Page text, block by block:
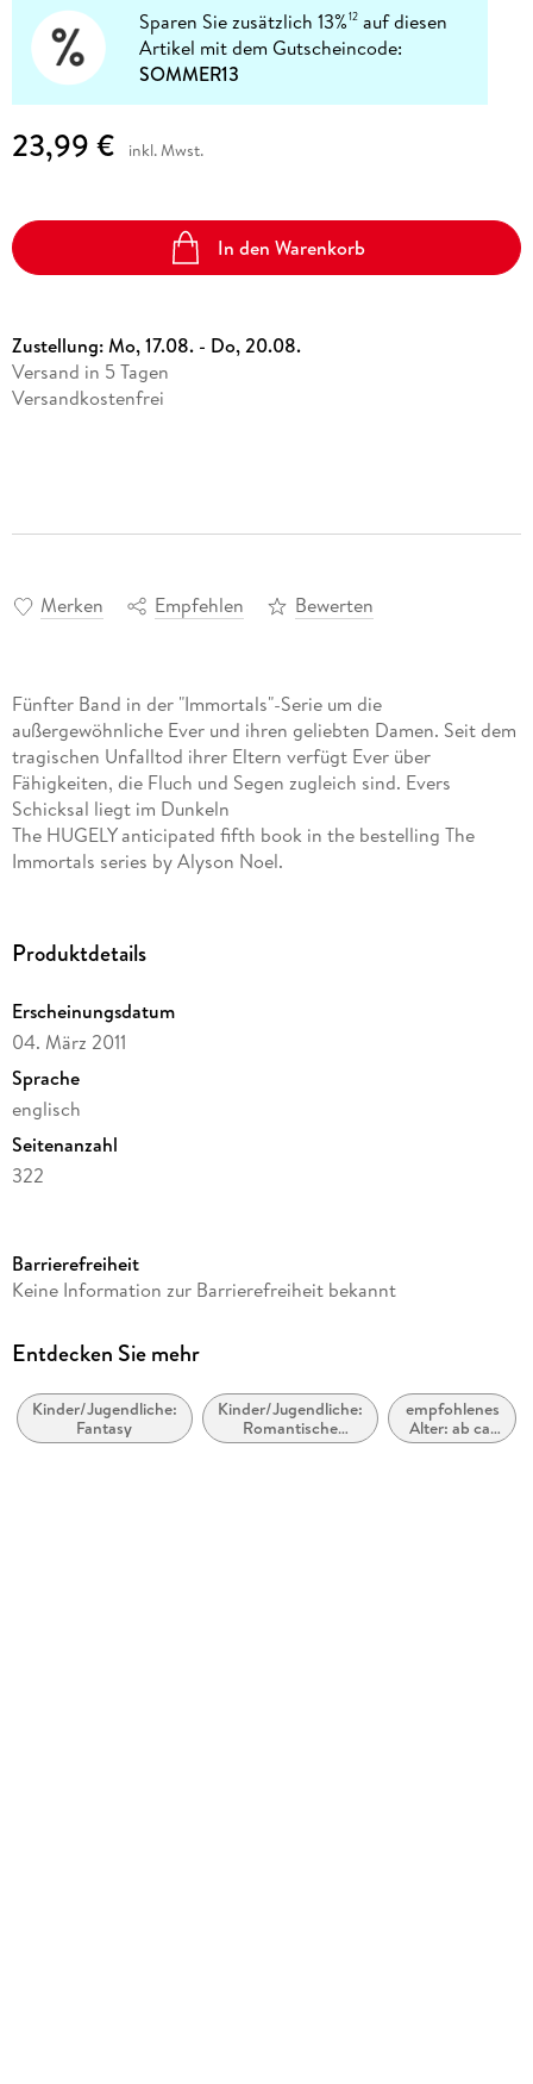
Sparen Sie zusätzlich 13%12 auf diesen
Artikel mit dem Gutscheincode:
SOMMER13
23,99 € inkl. Mwst.
In den Warenkorb
Zustellung:Mo, 17.08. - Do, 20.08.
Versand in 5 Tagen
Versandkostenfrei
Merken Empfehlen Bewerten
Fünfter Band in der "Immortals"-Serie um die
außergewöhnliche Ever und ihren geliebten Damen. Seit dem
tragischen Unfalltod ihrer Eltern verfügt Ever über
Fähigkeiten, die Fluch und Segen zugleich sind. Evers
Schicksal liegt im Dunkeln
The HUGELY anticipated fifth book in the bestelling The
Immortals series by Alyson Noel.
Produktdetails
Erscheinungsdatum
04. März 2011
Sprache
englisch
Seitenanzahl
322
Verlag/Hersteller
Produktart
Gewicht
389 g
Barrierefreiheit
Keine Information zur Barrierefreiheit bekannt
Entdecken Sie mehr
Kinder/Jugendliche:
Fantasy
Kinder/Jugendliche:
Romantische
Geschichten,
empfohlenes
Alter: ab ca.
12 Jahre